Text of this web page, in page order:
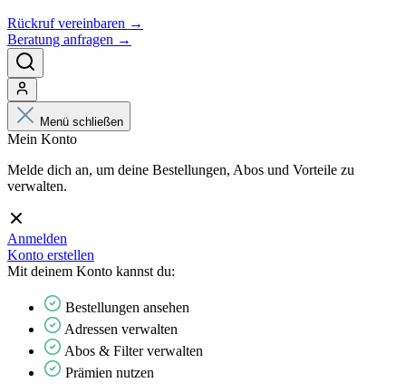
Rückruf vereinbaren →
Beratung anfragen →
Menü schließen
Mein Konto
Melde dich an, um deine Bestellungen, Abos und Vorteile zu
verwalten.
Anmelden
Konto erstellen
Mit deinem Konto kannst du:
Bestellungen ansehen
Adressen verwalten
Abos & Filter verwalten
Prämien nutzen